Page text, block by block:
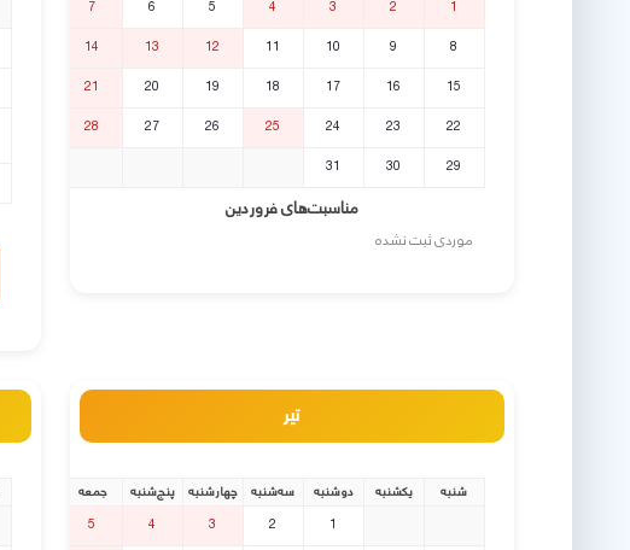
1
2
3
4
5
6
7
8
9
10
11
12
13
14
15
16
17
18
19
20
21
22
23
24
25
26
27
28
29
30
31
مناسبت‌های فروردین
موردی ثبت نشده
تیر
شنبه یکشنبه دوشنبه سه‌شنبه چهارشنبه پنج‌شنبه
جمعه
1
2
3
4
5